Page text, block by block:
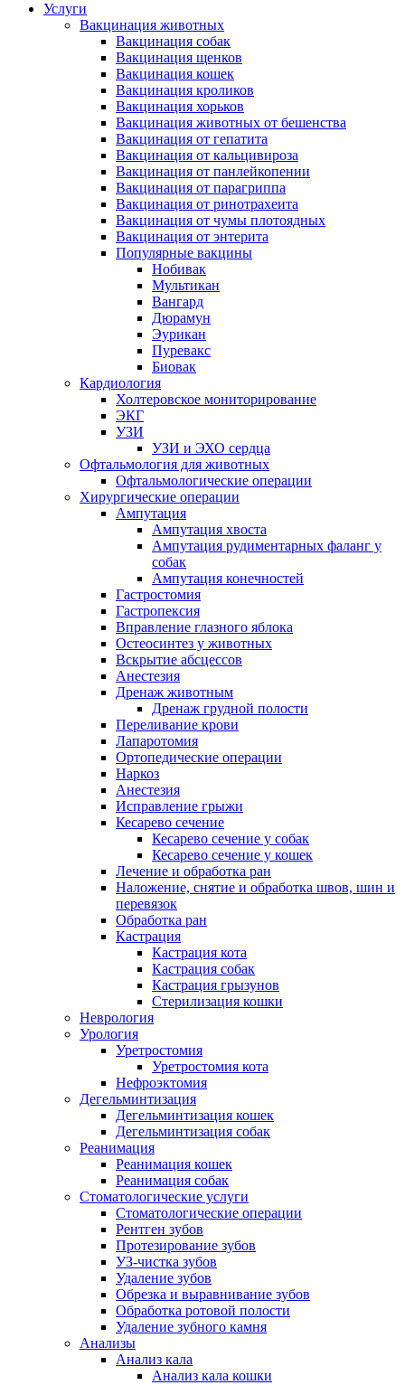
Услуги
Вакцинация животных
Вакцинация собак
Вакцинация щенков
Вакцинация кошек
Вакцинация кроликов
Вакцинация хорьков
Вакцинация животных от бешенства
Вакцинация от гепатита
Вакцинация от кальцивироза
Вакцинация от панлейкопении
Вакцинация от парагриппа
Вакцинация от ринотрахеита
Вакцинация от чумы плотоядных
Вакцинация от энтерита
Популярные вакцины
Нобивак
Мультикан
Вангард
Дюрамун
Эурикан
Пуревакс
Биовак
Кардиология
Холтеровское мониторирование
ЭКГ
УЗИ
УЗИ и ЭХО сердца
Офтальмология для животных
Офтальмологические операции
Хирургические операции
Ампутация
Ампутация хвоста
Ампутация рудиментарных фаланг у
собак
Ампутация конечностей
Гастростомия
Гастропексия
Вправление глазного яблока
Остеосинтез у животных
Вскрытие абсцессов
Анестезия
Дренаж животным
Дренаж грудной полости
Переливание крови
Лапаротомия
Ортопедические операции
Наркоз
Анестезия
Исправление грыжи
Кесарево сечение
Кесарево сечение у собак
Кесарево сечение у кошек
Лечение и обработка ран
Наложение, снятие и обработка швов, шин и
перевязок
Обработка ран
Кастрация
Кастрация кота
Кастрация собак
Кастрация грызунов
Стерилизация кошки
Неврология
Урология
Уретростомия
Уретростомия кота
Нефроэктомия
Дегельминтизация
Дегельминтизация кошек
Дегельминтизация собак
Реанимация
Реанимация кошек
Реанимация собак
Стоматологические услуги
Стоматологические операции
Рентген зубов
Протезирование зубов
УЗ-чистка зубов
Удаление зубов
Обрезка и выравнивание зубов
Обработка ротовой полости
Удаление зубного камня
Анализы
Анализ кала
Анализ кала кошки